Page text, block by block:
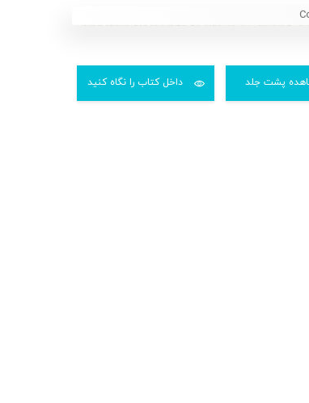
پشت جلد داخل کتاب را نگاه کنید